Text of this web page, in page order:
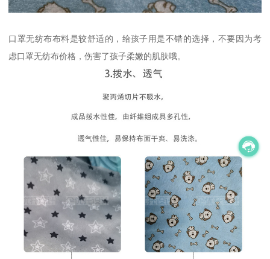
口罩无纺布布料是较舒适的，给孩子用是不错的选择，不要因为考
虑口罩无纺布价格，伤害了孩子柔嫩的肌肤哦。